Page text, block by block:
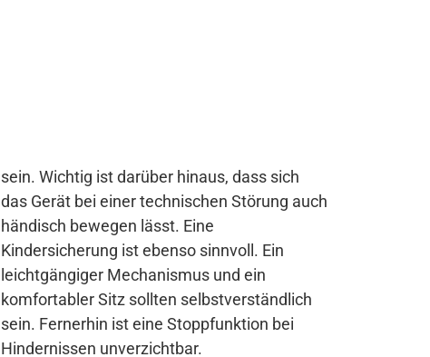
sein. Wichtig ist darüber hinaus, dass sich
das Gerät bei einer technischen Störung auch
händisch bewegen lässt. Eine
Kindersicherung ist ebenso sinnvoll. Ein
leichtgängiger Mechanismus und ein
komfortabler Sitz sollten selbstverständlich
sein. Fernerhin ist eine Stoppfunktion bei
Hindernissen unverzichtbar.